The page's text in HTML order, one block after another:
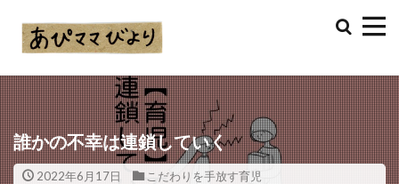
誰かの不幸は連鎖していく
2022年6月17日
こだわりを手放す育児